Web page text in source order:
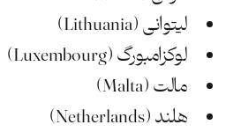
لیتوانی (Lithuania)
لوکزامبورگ (Luxembourg)
مالت (Malta)
هلند (Netherlands)